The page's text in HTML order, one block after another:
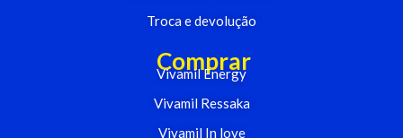
Troca e devolução
Comprar
Vivamil Energy
Vivamil Ressaka
Vivamil In love